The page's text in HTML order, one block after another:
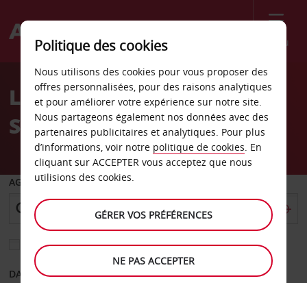
Menu
Welcome
AvisLocation de voiture
Sterling
AGENCE DE DÉPART
Sélectionnez une autre agence de retour
DATE DE DÉPART DATE DE RETOUR
Politique des cookies
Nous utilisons des cookies pour vous proposer des
offres personnalisées, pour des raisons analytiques
et pour améliorer votre expérience sur notre site.
Nous partageons également nos données avec des
partenaires publicitaires et analytiques. Pour plus
d’informations, voir notre politique de cookies. En
cliquant sur ACCEPTER vous acceptez que nous
utilisions des cookies.
GÉRER VOS PRÉFÉRENCES
NE PAS ACCEPTER